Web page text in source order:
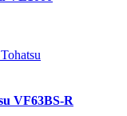
VF63BS-R